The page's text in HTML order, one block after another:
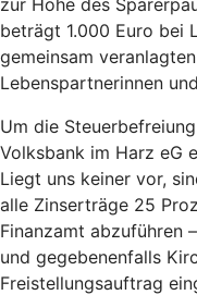
zur Höhe des
beträgt 1.000 Euro bei
gemeinsam
Lebenspartnerinnen
Um die
Volksbank im Harz eG
Liegt uns keiner vor,
alle Zinserträge 25
Finanzamt abzuführen
und gegebenenfalls
Freistellungsauftrag